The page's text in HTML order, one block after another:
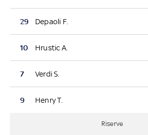
29 Depaoli F.
10 Hrustic A.
7 Verdi S.
9 Henry T.
Riserve